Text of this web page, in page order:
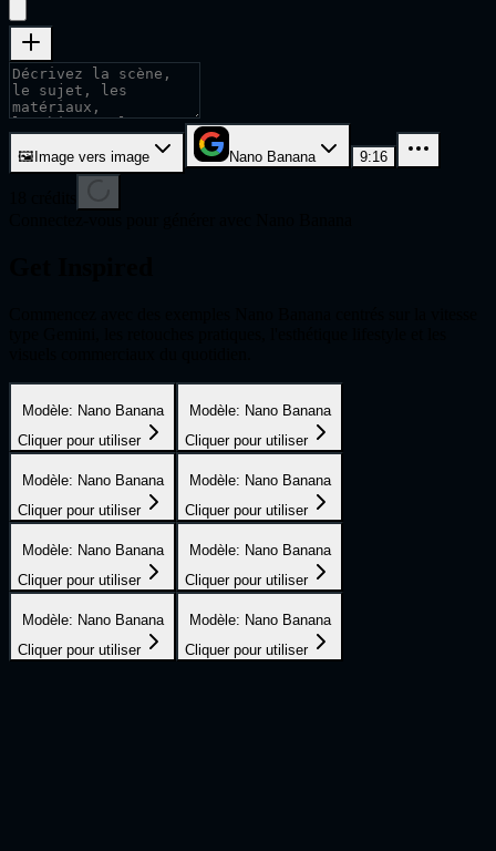
🖼 Image vers image Nano Banana 9:16
Modèle: Nano Banana
Cliquer pour utiliser
Modèle: Nano Banana
Cliquer pour utiliser
Modèle: Nano Banana
Cliquer pour utiliser
Modèle: Nano Banana
Cliquer pour utiliser
Modèle: Nano Banana
Cliquer pour utiliser
Modèle: Nano Banana
Cliquer pour utiliser
Modèle: Nano Banana
Cliquer pour utiliser
Modèle: Nano Banana
Cliquer pour utiliser